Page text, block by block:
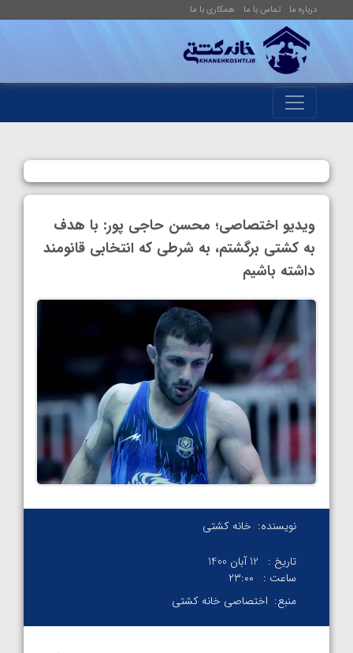
درباره ما تماس با ما همکاری با ما
ویدیو اختصاصی؛ محسن حاجی پور: با هدف
به کشتی برگشتم، به شرطی که انتخابی قانومند
داشته باشیم
نویسنده: خانه کشتی
تاریخ :
12 آبان 1400
ساعت :
۲۳:۰۰
منبع: اختصاصی خانه کشتی